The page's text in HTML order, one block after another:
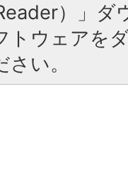
）」ダ
トウェアを
い。